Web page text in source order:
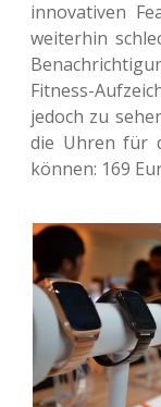
inno­va­ti­ven
wei­ter­hin
Fit­ness-
jedoch zu
die Uhren für
können: 169